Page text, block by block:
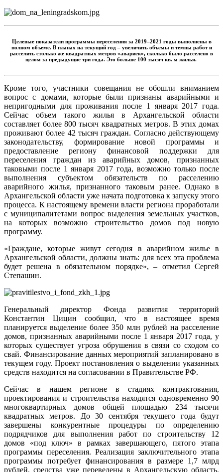
Целевые показатели программы переселения за 2019–2021 годы выполнены в
полном объеме. В планах на текущий год – увеличить объемы и темпы работ и
расселить столько же квадратных метров «авариек», сколько было расселено в
целом за предыдущие три года. Это больше 100 тысяч кв. м жилья.
Кроме того, участники совещания не обошли вниманием
вопрос с домами, которые были признаны аварийными и
непригодными для проживания после 1 января 2017 года.
Сейчас объем такого жилья в Архангельской области
составляет более 800 тысяч квадратных метров. В этих домах
проживают более 42 тысяч граждан. Согласно действующему
законодательству, формирование новой программы и
предоставление региону финансовой поддержки для
переселения граждан из аварийных домов, признанных
таковыми после 1 января 2017 года, возможно только после
выполнения субъектом обязательств по расселению
аварийного жилья, признанного таковым ранее. Однако в
Архангельской области уже начата подготовка к запуску этого
процесса. К настоящему времени власти региона проработали
с муниципалитетами вопрос выделения земельных участков,
на которых возможно строительство домов под новую
программу.
«Граждане, которые живут сегодня в аварийном жилье в
Архангельской области, должны знать: для всех эта проблема
будет решена в обязательном порядке», – отметил Сергей
Степашин.
Генеральный директор Фонда развития территорий
Константин Цицин сообщил, что в настоящее время
планируется выделение более 350 млн рублей на расселение
домов, признанных аварийными после 1 января 2017 года, у
которых существует угроза обрушения в связи со сходом со
свай. Финансирование данных мероприятий запланировано в
текущем году. Проект постановления о выделении указанных
средств находится на согласовании в Правительстве РФ.
Сейчас в нашем регионе в стадиях контрактования,
проектирования и строительства находятся одновременно 90
многоквартирных домов общей площадью 234 тысячи
квадратных метров. До 30 сентября текущего года будут
завершены конкурентные процедуры по определению
подрядчиков для выполнения работ по строительству 12
домов «под ключ» в рамках завершающего, пятого этапа
программы переселения. Реализация заключительного этапа
программы потребует финансирования в размере 1,7 млрд
рублей, средства уже переведены в Архангельскую область.